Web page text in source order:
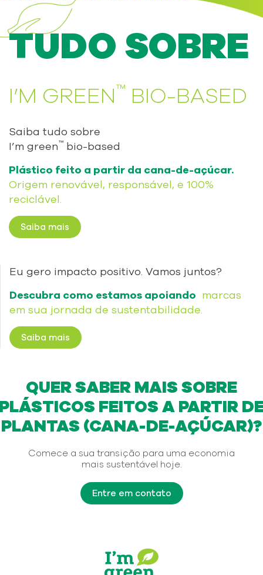
TUDO SOBRE
I’M GREEN™ BIO-BASED
Saiba tudo sobre
I’m green™ bio-based
Plástico feito a partir da cana-de-açúcar.
Origem renovável, responsável, e 100%
reciclável.
Saiba mais
Eu gero impacto positivo. Vamos juntos?
Descubra como estamos apoiando marcas
em sua jornada de sustentabilidade.
Saiba mais
QUER SABER MAIS SOBRE
FEITOS A PARTIR
PLANTAS (CANA-DE-AÇÚCAR)?
Comece a sua transição para uma economia
mais sustentável hoje.
Entre em contato